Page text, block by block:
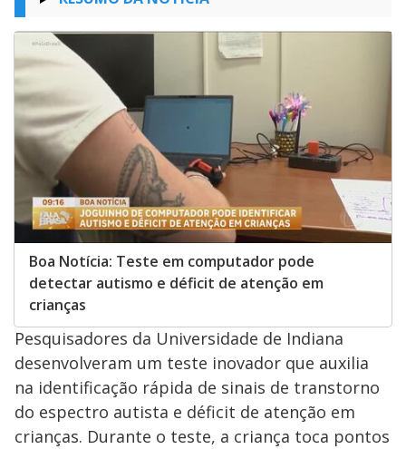
Boa Notícia: Teste em computador pode
detectar autismo e déficit de atenção em
crianças
Pesquisadores da Universidade de Indiana
desenvolveram um teste inovador que auxilia
na identificação rápida de sinais de transtorno
do espectro autista e déficit de atenção em
crianças. Durante o teste, a criança toca pontos